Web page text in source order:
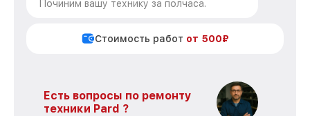
Починим вашу технику за полчаса.
Стоимость работ от 500₽
Есть вопросы по ремонту
техники Pard ?